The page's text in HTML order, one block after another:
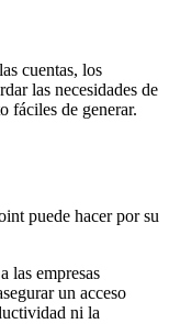
cuentas, los
las necesidades de
fáciles de generar.
puede hacer por su
las empresas
un acceso
ni la